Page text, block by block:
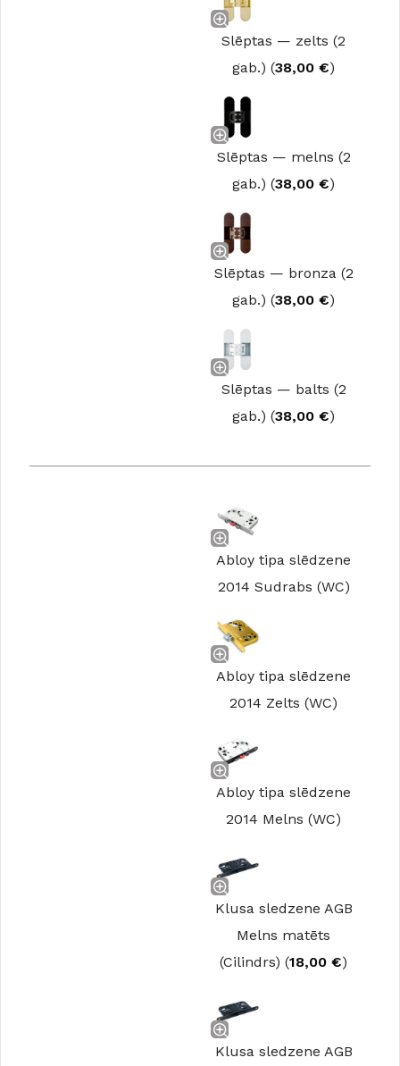
Slēptas — zelts (2
gab.) (38,00 €)
Slēptas — melns (2
gab.) (38,00 €)
Slēptas — bronza (2
gab.) (38,00 €)
Slēptas — balts (2
gab.) (38,00 €)
Abloy tipa slēdzene
2014 Sudrabs (WC)
Abloy tipa slēdzene
2014 Zelts (WC)
Abloy tipa slēdzene
2014 Melns (WC)
Klusa sledzene AGB
Melns matēts
(Cilindrs) (18,00 €)
Klusa sledzene AGB